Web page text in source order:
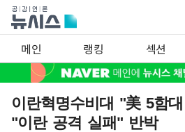
메인 랭킹 섹션
이란혁명수비대 "美 5함
"이란 공격 실패" 반박